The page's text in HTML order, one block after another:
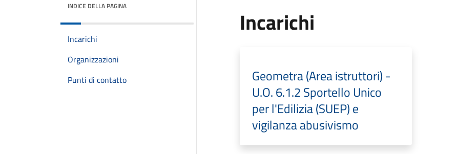
INDICE DELLA PAGINA
Incarichi
Organizzazioni
Punti di contatto
Incarichi
Geometra (Area istruttori) -
U.O. 6.1.2 Sportello Unico
per l'Edilizia (SUEP) e
vigilanza abusivismo